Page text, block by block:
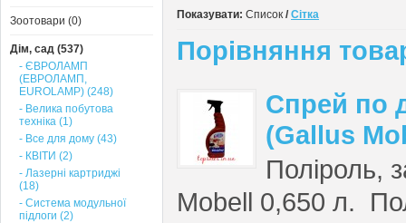
Зоотовари (0)
Дім, сад (537)
- ЄВРОЛАМП
(ЕВРОЛАМП,
EUROLAMP) (248)
- Велика побутова
техніка (1)
- Все для дому (43)
- КВІТИ (2)
- Лазерні картриджі
(18)
- Система модульної
підлоги (2)
Показувати: Список / Сітка
Порівняння
Спрей по
(Gallus
Поліроль,
Mobell 0,650 л.